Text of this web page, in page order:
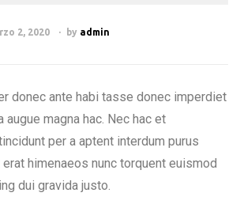
2, 2020 by admin
donec ante habi tasse donec imperdiet
magna hac. Nec hac et
per a aptent interdum purus
himenaeos nunc torquent euismod
dui gravida justo.